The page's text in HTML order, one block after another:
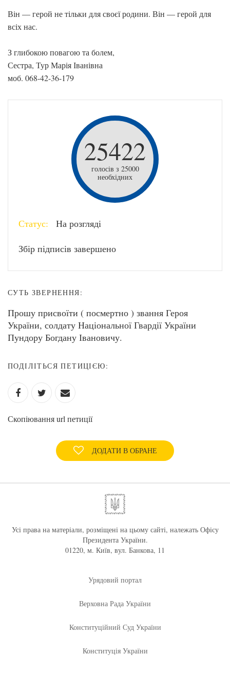
Він — герой не тільки для своєї родини. Він — герой для
всіх нас.
З глибокою повагою та болем,
Сестра, Тур Марія Іванівна
моб. 068-42-36-179
25422
голосів з 25000
необхідних
Статус: На розгляді
Збір підписів завершено
СУТЬ ЗВЕРНЕННЯ:
Прошу присвоїти ( посмертно ) звання Героя
України, солдату Національної Гвардії України
Пундору Богдану Івановичу.
ПОДІЛІТЬСЯ ПЕТИЦІЄЮ:
Скопіювання url петиції
ДОДАТИ В ОБРАНЕ
Усі права на матеріали, розміщені на цьому сайті, належать Офісу
Президента України.
01220, м. Київ, вул. Банкова, 11
Урядовий портал
Верховна Рада України
Конституційний Суд України
Конституція України